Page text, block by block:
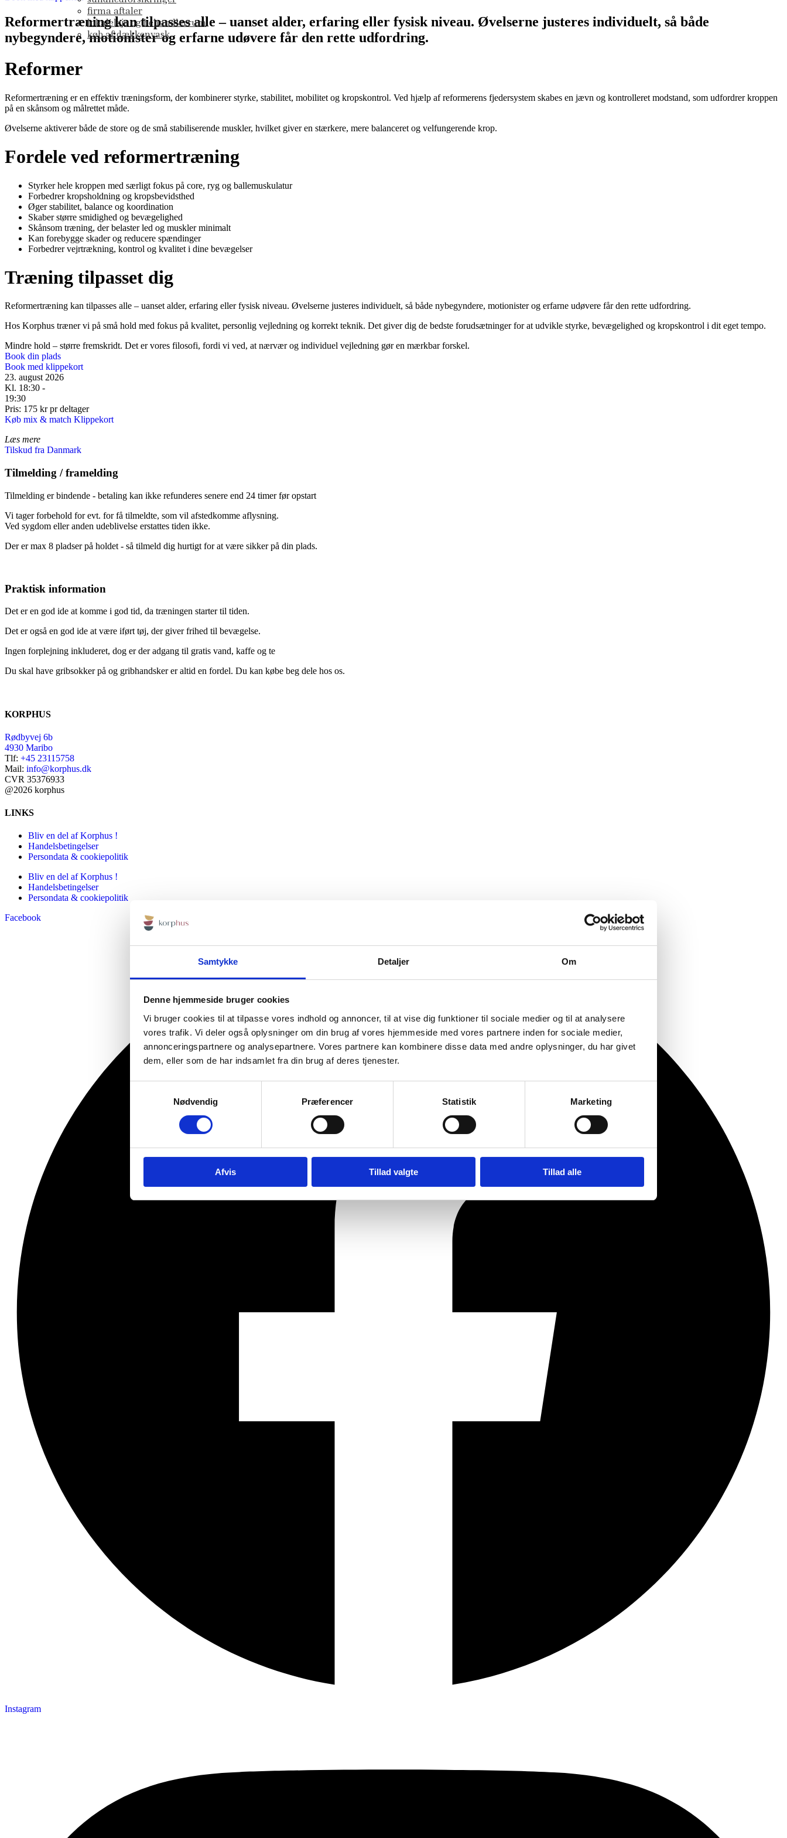
Samtykke Detaljer Om
Denne hjemmeside bruger cookies
Vi bruger cookies til at tilpasse vores indhold og annoncer, til at vise dig funktioner til sociale medier og til at analysere
vores trafik. Vi deler også oplysninger om din brug af vores hjemmeside med vores partnere inden for sociale medier,
annonceringspartnere og analysepartnere. Vores partnere kan kombinere disse data med andre oplysninger, du har givet
dem, eller som de har indsamlet fra din brug af deres tjenester.
Nødvendig
Præferencer Statistik Marketing
Afvis Tillad valgte Tillad alle
firma aftaler
lokaleleje og behandlerrum
køb af dækkenvask
Reformertræning kan tilpasses alle – uanset alder, erfaring eller fysisk niveau. Øvelserne justeres individuelt, så både
nybegyndere, motionister og erfarne udøvere får den rette udfordring.
Reformer
Reformertræning er en effektiv træningsform, der kombinerer styrke, stabilitet, mobilitet og kropskontrol. Ved hjælp af reformerens fjedersystem skabes en jævn og kontrolleret modstand, som udfordrer kroppen
på en skånsom og målrettet måde.
Øvelserne aktiverer både de store og de små stabiliserende muskler, hvilket giver en stærkere, mere balanceret og velfungerende krop.
Fordele ved reformertræning
Styrker hele kroppen med særligt fokus på core, ryg og ballemuskulatur
Forbedrer kropsholdning og kropsbevidsthed
Øger stabilitet, balance og koordination
Skaber større smidighed og bevægelighed
Skånsom træning, der belaster led og muskler minimalt
Kan forebygge skader og reducere spændinger
Forbedrer vejrtrækning, kontrol og kvalitet i dine bevægelser
Træning tilpasset dig
Reformertræning kan tilpasses alle – uanset alder, erfaring eller fysisk niveau. Øvelserne justeres individuelt, så både nybegyndere, motionister og erfarne udøvere får den rette udfordring.
Hos Korphus træner vi på små hold med fokus på kvalitet, personlig vejledning og korrekt teknik. Det giver dig de bedste forudsætninger for at udvikle styrke, bevægelighed og kropskontrol i dit eget tempo.
Mindre hold – større fremskridt. Det er vores filosofi, fordi vi ved, at nærvær og individuel vejledning gør en mærkbar forskel.
Book din plads
Book med klippekort
23. august 2026
Kl. 18:30 -
19:30
Pris: 175 kr pr deltager
Køb mix & match Klippekort
Læs mere
Tilskud fra Danmark
Tilmelding / framelding
Tilmelding er bindende - betaling kan ikke refunderes senere end 24 timer før opstart
Vi tager forbehold for evt. for få tilmeldte, som vil afstedkomme aflysning.
Ved sygdom eller anden udeblivelse erstattes tiden ikke.
Der er max 8 pladser på holdet - så tilmeld dig hurtigt for at være sikker på din plads.
Praktisk information
Det er en god ide at komme i god tid, da træningen starter til tiden.
Det er også en god ide at være iført tøj, der giver frihed til bevægelse.
Ingen forplejning inkluderet, dog er der adgang til gratis vand, kaffe og te
Du skal have gribsokker på og gribhandsker er altid en fordel. Du kan købe beg dele hos os.
KORPHUS
Rødbyvej 6b
4930 Maribo
Tlf: +45 23115758
Mail: info@korphus.dk
CVR 35376933
@2026 korphus
LINKS
Bliv en del af Korphus !
Handelsbetingelser
Persondata & cookiepolitik
Bliv en del af Korphus !
Handelsbetingelser
Persondata & cookiepolitik
Facebook
Instagram